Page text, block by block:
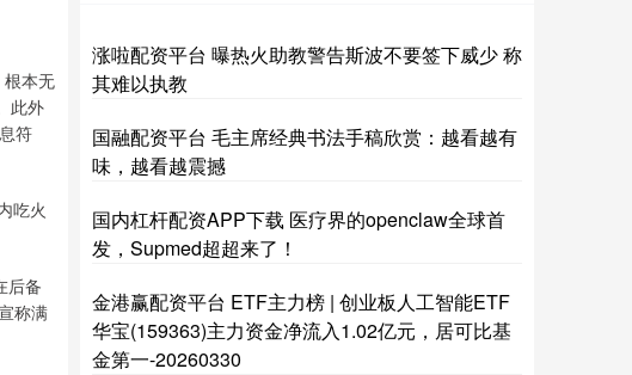
本无
此外
符
吃火
后备
称满
涨啦配资平台 曝热火助教警告斯波不要签下威少 称
其难以执教
国融配资平台 毛主席经典书法手稿欣赏：越看越有
味，越看越震撼
国内杠杆配资APP下载 医疗界的openclaw全球首
发，Supmed超超来了！
金港赢配资平台 ETF主力榜 | 创业板人工智能ETF
华宝(159363)主力资金净流入1.02亿元，居可比基
金第一-20260330